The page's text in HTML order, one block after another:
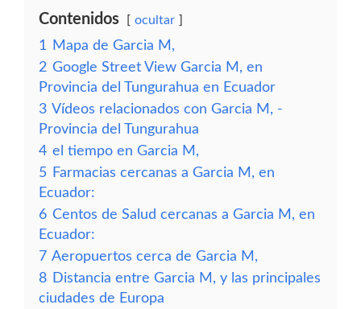
Contenidos ocultar
1
Mapa de Garcia M,
2 Google Street View Garcia M, en
Provincia del Tungurahua en Ecuador
3 Vídeos relacionados con Garcia M, -
Provincia del Tungurahua
4 el tiempo en Garcia M,
5 Farmacias cercanas a Garcia M, en
Ecuador:
6 Centos de Salud cercanas a Garcia M, en
Ecuador:
7 Aeropuertos cerca de Garcia M,
8 Distancia entre Garcia M, y las principales
ciudades de Europa